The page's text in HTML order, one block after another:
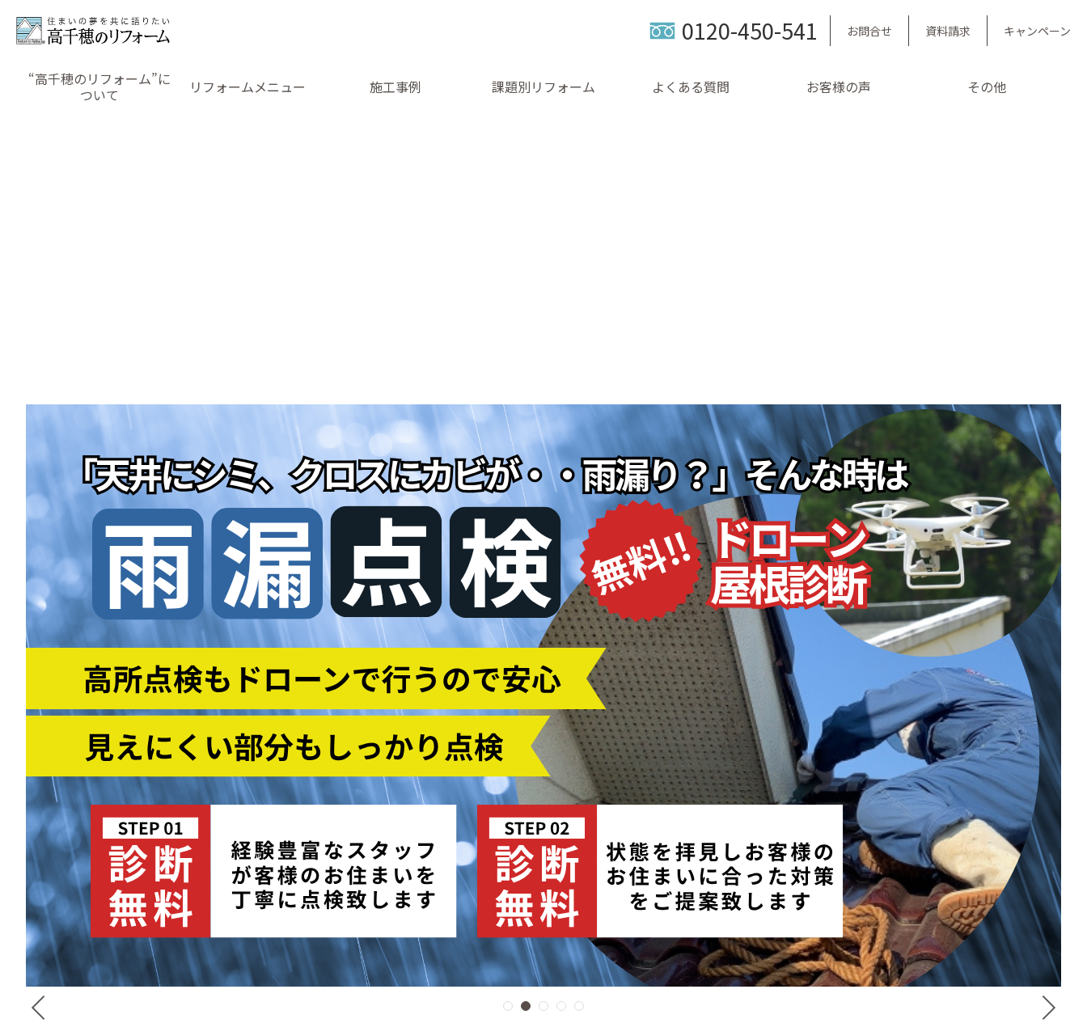
0120-450-541 お問合せ 資料請求 キャンペーン
“高千穂のリフォーム”に
ついて
リフォームメニュー 施工事例 課題別リフォーム よくある質問 お客様の声 その他